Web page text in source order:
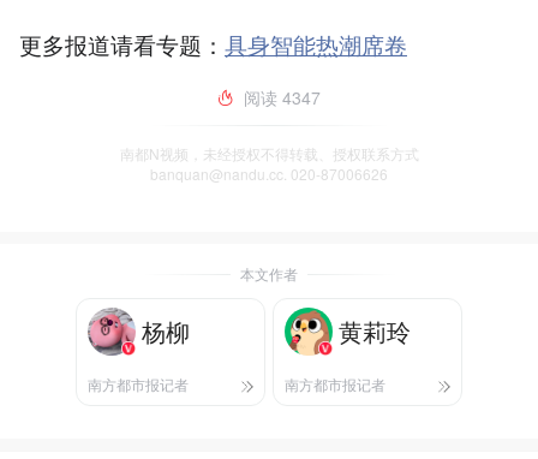
更多报道请看专题： 具身智能热潮席卷
阅读 4347
南都N视频，未经授权不得转载、授权联系方式
banquan@nandu.cc. 020-87006626
本文作者
杨柳
南方都市报记者
黄莉玲
南方都市报记者